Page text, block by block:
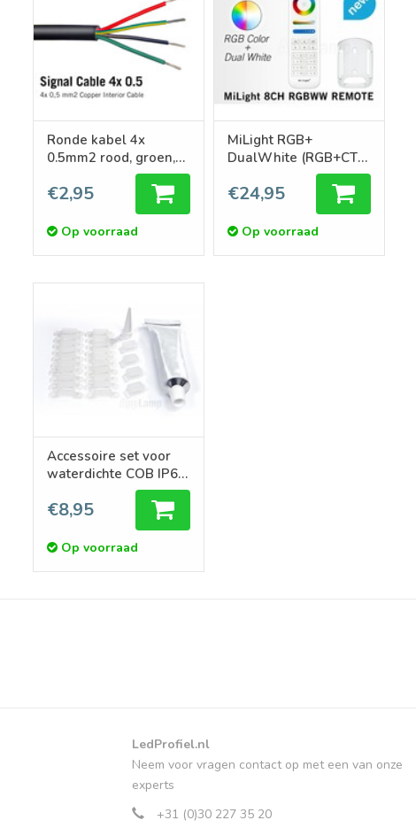
Ronde kabel 4x
0.5mm2 rood, groen,
zwart, geel/groen
€2,95
Op voorraad
MiLight RGB+
DualWhite (RGB+CT)
afstandsbediening, 8-
zones, RF, 2xAAA
€24,95
Op voorraad
Accessoire set voor
waterdichte COB IP68
€8,95
Op voorraad
LedProfiel.nl
Neem voor vragen contact op met een van onze
experts
+31 (0)30 227 35 20